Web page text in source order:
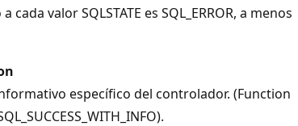
valor SQLSTATE es SQL_ERROR, a menos
específico del controlador. (Function